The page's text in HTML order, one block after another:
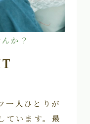
か？
一人ひとりが
ています。最